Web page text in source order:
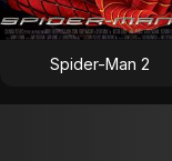
Spider-Man 2